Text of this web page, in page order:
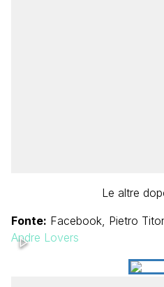
Le altre
Fonte: Facebook, Pietro
Andre Lovers